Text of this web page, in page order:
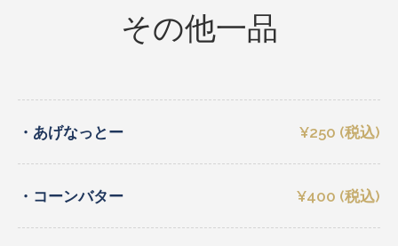
その他一品
・あげなっとー ¥250 (税込)
・コーンバター ¥400 (税込)